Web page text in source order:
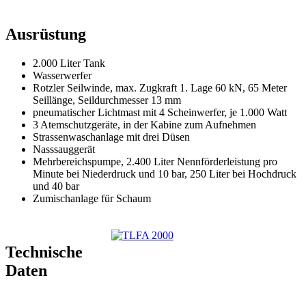
Ausrüstung
2.000 Liter Tank
Wasserwerfer
Rotzler Seilwinde, max. Zugkraft 1. Lage 60 kN, 65 Meter
Seillänge, Seildurchmesser 13 mm
pneumatischer Lichtmast mit 4 Scheinwerfer, je 1.000 Watt
3 Atemschutzgeräte, in der Kabine zum Aufnehmen
Strassenwaschanlage mit drei Düsen
Nasssauggerät
Mehrbereichspumpe, 2.400 Liter Nennförderleistung pro
Minute bei Niederdruck und 10 bar, 250 Liter bei Hochdruck
und 40 bar
Zumischanlage für Schaum
Technische
Daten